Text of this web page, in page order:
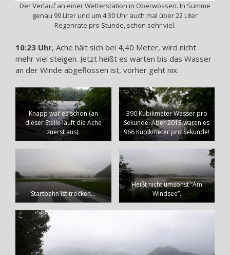
Der Verlauf an einer Wetterstation in Oberwössen. In Summe
genau 99 Liter und um 4:30 Uhr auch mal über 22 Liter
Regenrate pro Stunde, schon sehr viel.
10:23 Uhr, Ache hält sich bei 4,40 Meter, wird nicht
mehr viel steigen. Jetzt heißt es warten bis das Wasser
an der Winde abgeflossen ist, vorher geht nix.
Knapp war es schon (an
dieser Stelle läuft die Ache
zuerst aus).
390 Kubikmeter Wasser pro
Sekunde. Aber 2013 waren es
966 Kubikmeter pro Sekunde!
Startbahn ist trocken…
Heißt nicht umsonst “Am
Windsee”.